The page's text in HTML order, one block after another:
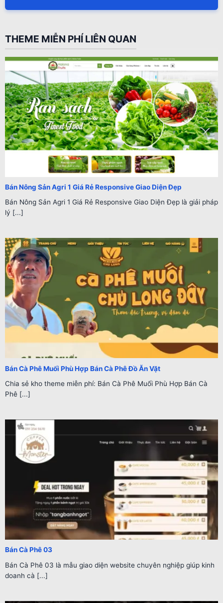
THEME MIỄN PHÍ LIÊN QUAN
Bán Nông Sản Agri 1 Giá Rẻ Responsive Giao Diện Đẹp
Bán Nông Sản Agri 1 Giá Rẻ Responsive Giao Diện Đẹp là giải pháp
lý [...]
Bán Cà Phê Muối Phù Hợp Bán Cà Phê Đồ Ăn Vặt
Chia sẻ kho theme miễn phí: Bán Cà Phê Muối Phù Hợp Bán Cà
Phê [...]
Bán Cà Phê 03
Bán Cà Phê 03 là mẫu giao diện website chuyên nghiệp giúp kinh
doanh cà [...]